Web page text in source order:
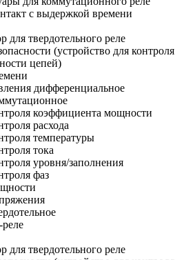
с выдержкой времени
для твердотельного реле
(устройство для контроля
цепей)
дифференциальное
коэффициента мощности
расхода
температуры
тока
уровня/заполнения
фаз
реле
для твердотельного реле